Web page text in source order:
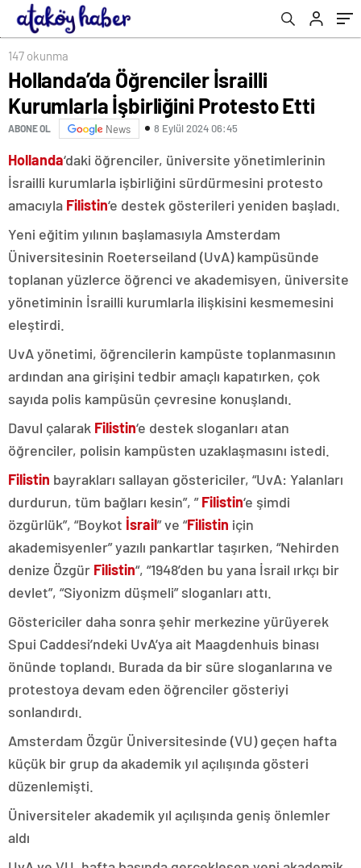
147 okunma
Hollanda’da Öğrenciler İsrailli
Kurumlarla İşbirliğini Protesto Etti
ABONE OL News 8 Eylül 2024 06:45
Hollanda‘daki öğrenciler, üniversite yönetimlerinin
İsrailli kurumlarla işbirliğini sürdürmesini protesto
amacıyla Filistin‘e destek gösterileri yeniden başladı.
Yeni eğitim yılının başlamasıyla Amsterdam
Üniversitesinin Roeterseiland (UvA) kampüsünde
toplanan yüzlerce öğrenci ve akademisyen, üniversite
yönetiminin İsrailli kurumlarla ilişkisini kesmemesini
eleştirdi.
UvA yönetimi, öğrencilerin kampüste toplanmasının
ardından ana girişini tedbir amaçlı kapatırken, çok
sayıda polis kampüsün çevresine konuşlandı.
Davul çalarak Filistin‘e destek sloganları atan
öğrenciler, polisin kampüsten uzaklaşmasını istedi.
Filistin bayrakları sallayan göstericiler, “UvA: Yalanları
durdurun, tüm bağları kesin”, ”Filistin‘e şimdi
özgürlük”, “Boykot İsrail” ve “Filistin için
akademisyenler” yazılı pankartlar taşırken, “Nehirden
denize Özgür Filistin“, “1948’den bu yana İsrail ırkçı bir
devlet”, “Siyonizm düşmeli” sloganları attı.
Göstericiler daha sonra şehir merkezine yürüyerek
Spui Caddesi’ndeki UvA’ya ait Maagdenhuis binası
önünde toplandı. Burada da bir süre sloganlarına ve
protestoya devam eden öğrenciler gösteriyi
sonlandırdı.
Amsterdam Özgür Üniversitesinde (VU) geçen hafta
küçük bir grup da akademik yıl açılışında gösteri
düzenlemişti.
Üniversiteler akademik yıl açılışında geniş önlemler
aldı